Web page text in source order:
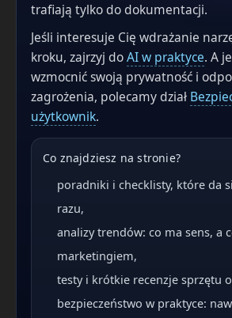
trafiają tylko do dokumentacji.
Jeśli interesuje Cię wdrażanie
kroku, zajrzyj doAI w praktyce. A
wzmocnić swoją prywatność i
zagrożenia, polecamy dział
użytkownik.
Co znajdziesz na stronie?
poradniki i checklisty, które da
razu,
analizy trendów: co ma sens, a
marketingiem,
testy i krótkie recenzje sprzętu
bezpieczeństwo w praktyce: